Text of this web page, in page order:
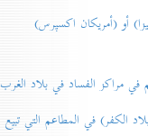
أو (أمريكان اكسپرس)
الفساد في بلاد الغرب
في المطاعم التي تبيع